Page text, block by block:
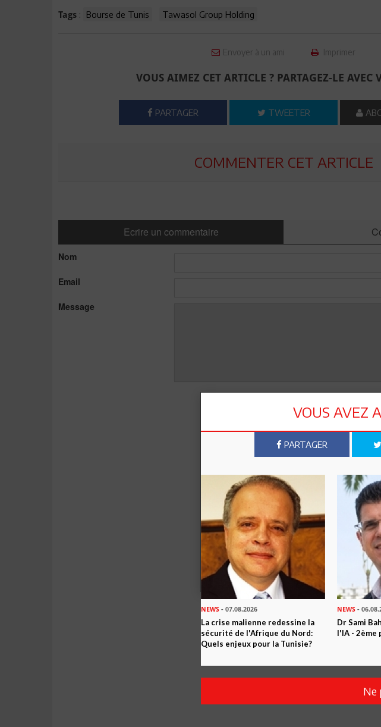
Tags : Bourse de Tunis Tawasol Group Holding
Envoyer à un ami Imprimer
VOUS AIMEZ CET ARTICLE ? PARTAGEZ-LE AVEC
PARTAGER TWEETER
COMMENTER CET ARTICLE
Ecrire un commentaire
Nom
Email
Message
VOUS AVEZ
PARTAGER
NEWS - 07.08.2026
La crise malienne redessine la
sécurité de l'Afrique du Nord:
Quels enjeux pour la Tunisie?
NEWS -
Dr Sami
l'IA - 2ème
Ne